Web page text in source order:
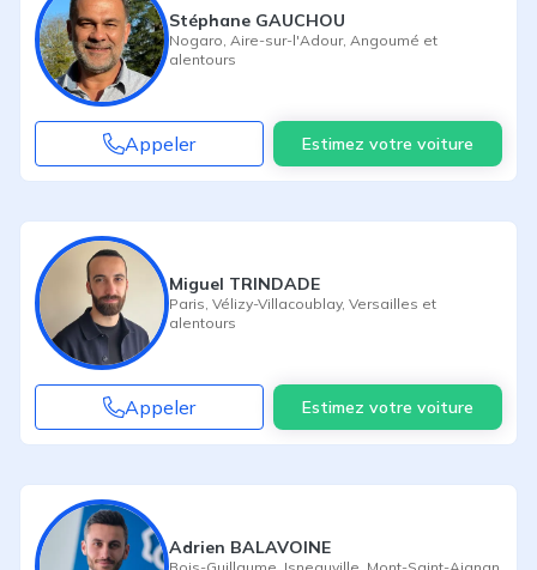
Stéphane GAUCHOU
Nogaro Aire-sur-l'Adour, Angoumé et
alentours
Appeler Estimez votre voiture
Miguel TRINDADE
Paris Vélizy-Villacoublay, Versailles et
alentours
Appeler Estimez votre voiture
Adrien BALAVOINE
Bois-Guillaume Isneauville Mont-Saint-Aignan